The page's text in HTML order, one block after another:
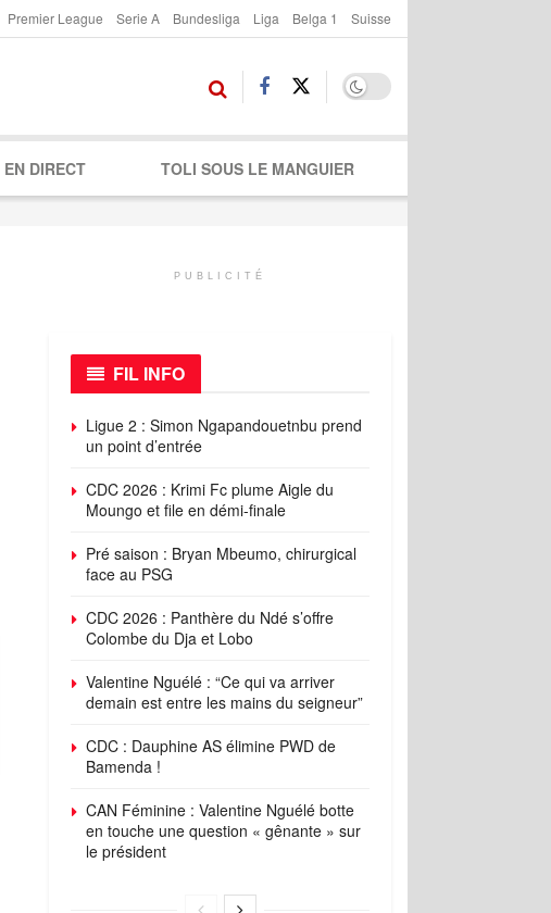
Premier League Serie A Bundesliga Liga Belga 1 Suisse
EN DIRECT TOLI SOUS LE MANGUIER
PUBLICITÉ
FIL INFO
Ligue 2 : Simon Ngapandouetnbu prend
un point d’entrée
CDC 2026 : Krimi Fc plume Aigle du
Moungo et file en démi-finale
Pré saison : Bryan Mbeumo, chirurgical
face au PSG
CDC 2026 : Panthère du Ndé s’offre
Colombe du Dja et Lobo
Valentine Nguélé : “Ce qui va arriver
demain est entre les mains du seigneur”
CDC : Dauphine AS élimine PWD de
Bamenda !
CAN Féminine : Valentine Nguélé botte
en touche une question « gênante » sur
le président